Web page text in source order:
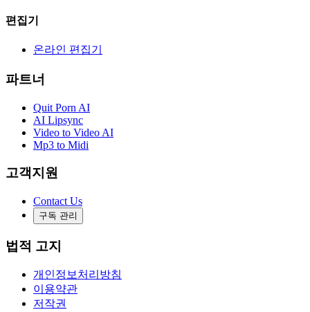
편집기
온라인 편집기
파트너
Quit Porn AI
AI Lipsync
Video to Video AI
Mp3 to Midi
고객지원
Contact Us
구독 관리
법적 고지
개인정보처리방침
이용약관
저작권